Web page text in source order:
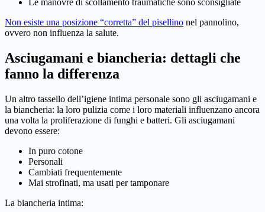
Non esiste una posizione “corretta” del pisellino nel pannolino,
ovvero non influenza la salute.
Asciugamani e biancheria: dettagli che
fanno la differenza
Un altro tassello dell’igiene intima personale sono gli asciugamani e
la biancheria: la loro pulizia come i loro materiali influenzano ancora
una volta la proliferazione di funghi e batteri. Gli asciugamani
devono essere:
In puro cotone
Personali
Cambiati frequentemente
Mai strofinati, ma usati per tamponare
La biancheria intima: